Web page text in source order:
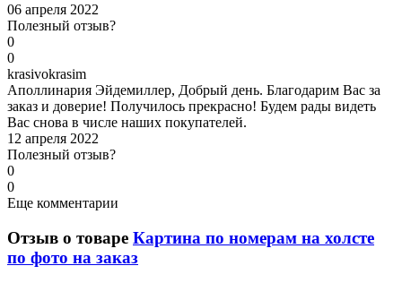
06 апреля 2022
Полезный отзыв?
0
0
krasivokrasim
Аполлинария Эйдемиллер, Добрый день. Благодарим Вас за
заказ и доверие! Получилось прекрасно! Будем рады видеть
Вас снова в числе наших покупателей.
12 апреля 2022
Полезный отзыв?
0
0
Еще комментарии
Отзыв о товаре Картина по номерам на холсте
по фото на заказ